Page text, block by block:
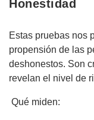
Honestidad
Estas pruebas nos
propensión de las
deshonestos. Son
revelan el nivel de
Qué miden: